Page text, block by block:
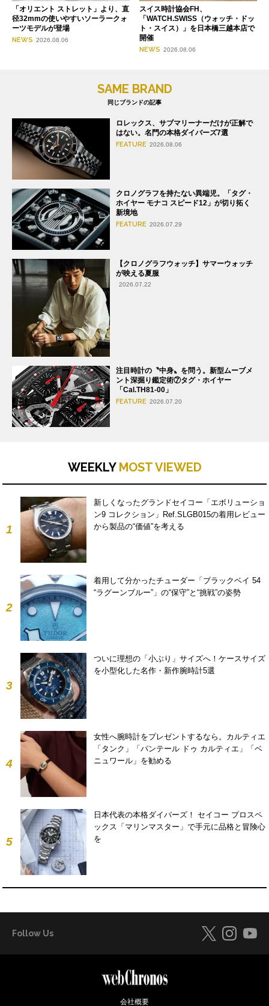
「オリエント ストレット」より、直
径32mmの使いやすいソーラークォ
ーツモデルが登場
NEWS 2026.08.06
スイス時計協会FH、
「WATCH.SWISS（ウォッチ・ドッ
ト・スイス）」を日本橋三越本店で
開催
NEWS 2026.08.06
SAME BRAND
同じブランドの記事
ロレックス、サブマリーナーだけが正解で
はない。名門の本格ダイバーズ7選
FEATURE 2026.08.06
クロノグラフを持たない異端児。「タグ・
ホイヤー モナコ スピード12」が切り拓く
新境地
FEATURE 2026.07.29
【クロノグラフウォッチ】サマーウォッチ
が映える夏服
2026.07.22
注目時計の〝中身〟を問う。新型ムーブメ
ント深掘り鑑定術⑦タグ・ホイヤー
「Cal.TH81-00」
FEATURE 2026.07.20
WEEKLY MOST VIEWED
1
新しくなったグランドセイコー「エボリューショ
ン9 コレクション」Ref.SLGB015の着用レビュー
から製品の“価値”を考える
2
着用して分かったチューダー「ブラックベイ 54
“ラグーンブルー”」の“保守”と“挑戦”の姿勢
3
ついに理想の「小ぶり」サイズへ！ケースサイズ
を小型化した名作・新作腕時計5選
4
女性へ腕時計をプレゼントするなら。カルティエ
「タンク」「パンテール ドゥ カルティエ」「ベ
ニュワール」を勧める
5
日本代表の本格ダイバーズ！ セイコー プロスペ
ックス「マリンマスター」で手元に品格と冒険心
を
Follow Us
会社概要